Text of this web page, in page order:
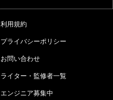
利用規約
プライバシーポリシー
お問い合わせ
ライター・監修者一覧
エンジニア募集中